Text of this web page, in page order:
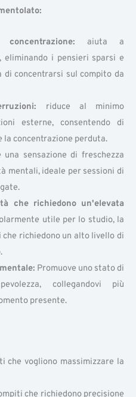
aiuta a
eliminando i pensieri sparsi e
di concentrarsi sul compito da
riduce al minimo
esterne, consentendo di
concentrazione perduta.
una sensazione di freschezza
mentali, ideale per sessioni di
che richiedono un'elevata
utile per lo studio, la
richiedono un alto livello di
Promuove uno stato di
collegandovi più
presente.
che vogliono massimizzare la
che richiedono precisione